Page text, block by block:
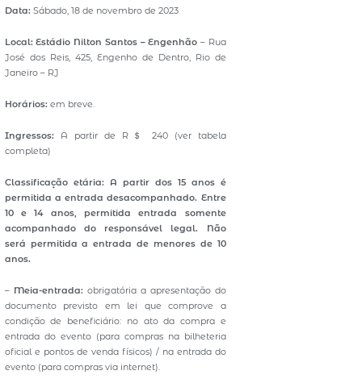
Data: Sábado, 18 de novembro de 2023
Local: Estádio Nilton Santos – Engenhão – Rua
José dos Reis, 425, Engenho de Dentro, Rio de
Janeiro – RJ
Horários: em breve.
Ingressos: A partir de R＄ 240 (ver tabela
completa)
Classificação etária:
A partir dos 15 anos é
permitida a entrada desacompanhado. Entre
10 e 14 anos, permitida entrada somente
acompanhado do responsável legal. Não
será permitida a entrada de menores de 10
anos.
– Meia-entrada: obrigatória a apresentação do
documento previsto em lei que comprove a
condição de beneficiário: no ato da compra e
entrada do evento (para compras na bilheteria
oficial e pontos de venda físicos) / na entrada do
evento (para compras via internet).